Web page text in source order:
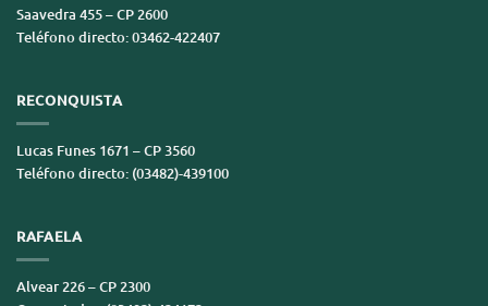
Saavedra 455 – CP 2600
Teléfono directo: 03462-422407
RECONQUISTA
Lucas Funes 1671 – CP 3560
Teléfono directo: (03482)-439100
RAFAELA
Alvear 226 – CP 2300